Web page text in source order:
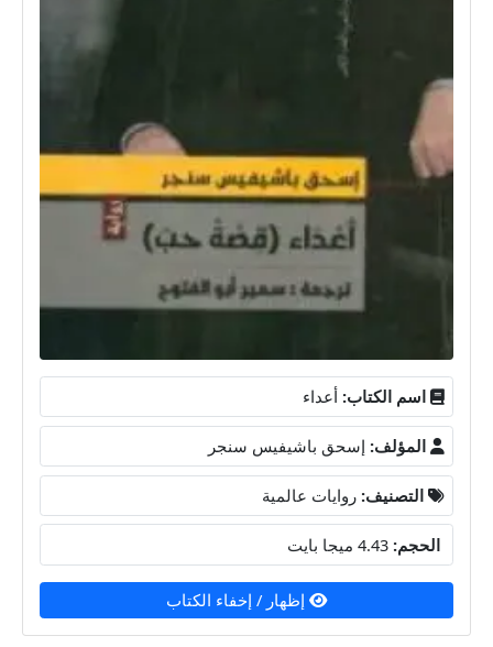
اسم الكتاب: أعداء
المؤلف: إسحق باشيفيس سنجر
التصنيف: روايات عالمية
الحجم:
إظهار / إخفاء الكتاب